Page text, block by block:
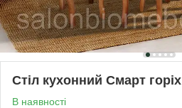
Стіл кухонний Смарт горіх
В наявності